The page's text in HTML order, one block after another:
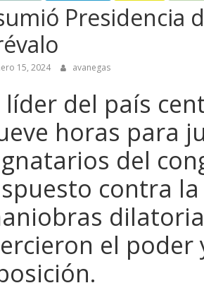
Presidencia
15, 2024 avanegas
líder del país
horas para
del
contra
el